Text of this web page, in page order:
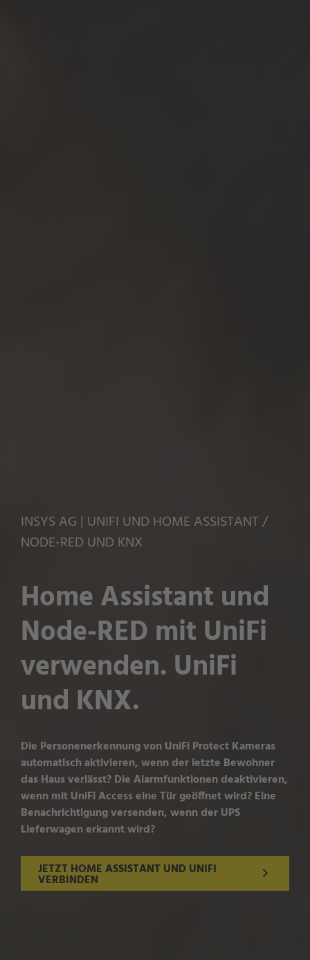
INSYS AG | UNIFI UND HOME ASSISTANT /
NODE-RED UND KNX
Home Assistant und
Node-RED mit UniFi
verwenden. UniFi
und KNX.
Die Personenerkennung von UniFi Protect Kameras
automatisch aktivieren, wenn der letzte Bewohner
das Haus verlässt? Die Alarmfunktionen deaktivieren,
wenn mit UniFi Access eine Tür geöffnet wird? Eine
Benachrichtigung versenden, wenn der UPS
Lieferwagen erkannt wird?
JETZT HOME ASSISTANT UND UNIFI
VERBINDEN